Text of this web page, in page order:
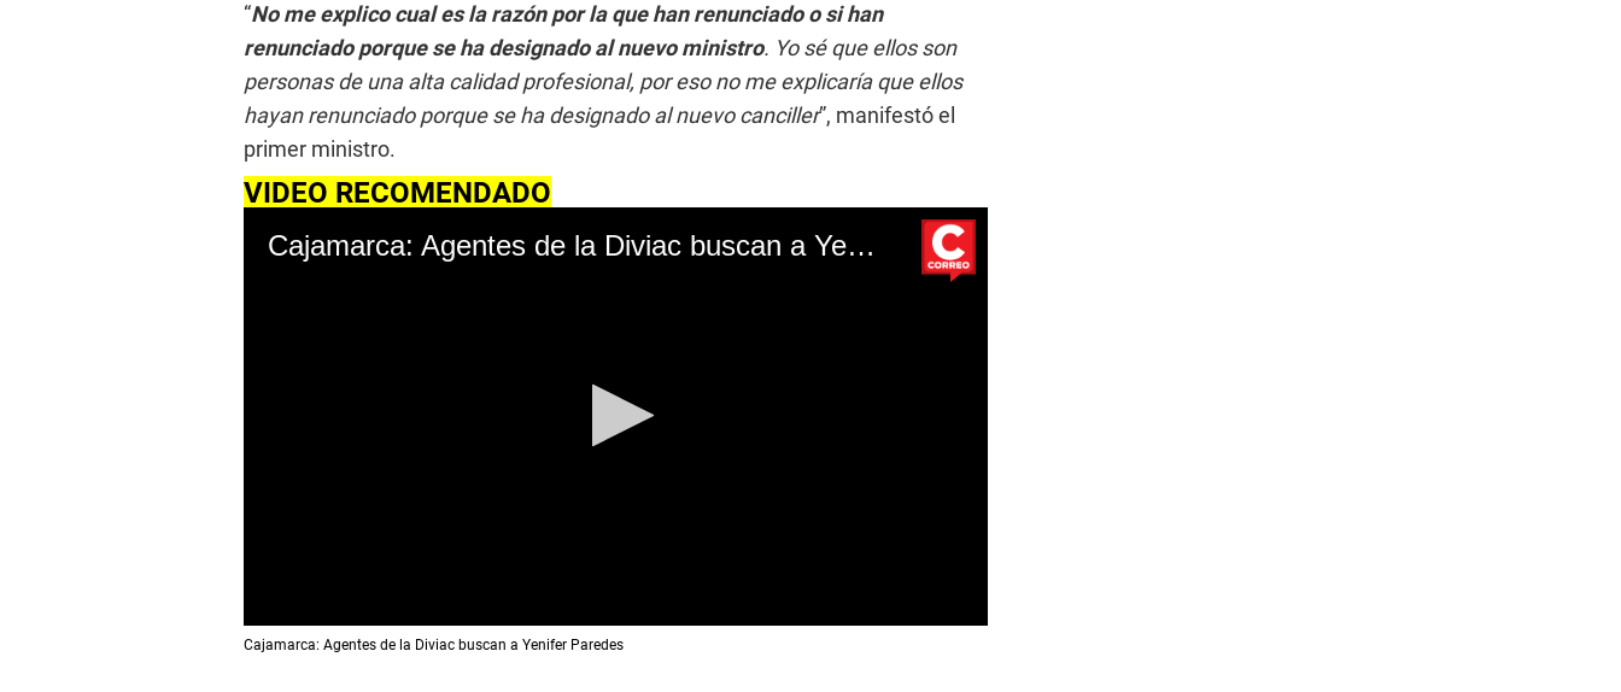
“No me explico cual es la razón por la que han renunciado o si han
renunciado porque se ha designado al nuevo ministro. Yo sé que ellos son
personas de una alta calidad profesional, por eso no me explicaría que ellos
hayan renunciado porque se ha designado al nuevo canciller”, manifestó el
primer ministro.
VIDEO RECOMENDADO
Cajamarca: Agentes de la Diviac buscan a Yenifer Paredes
s
Cajamarca: Agentes de la Diviac buscan a Yenifer Paredes